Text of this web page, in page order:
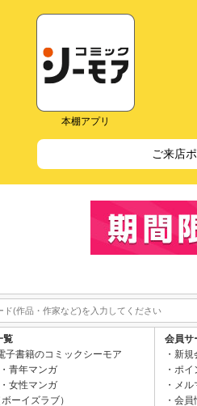
本棚アプリ
ご来店
覧
子書籍のコミックシーモア
青年マンガ
女性マンガ
ーイズラブ）
会員サ
新規
ポイ
メル
会員